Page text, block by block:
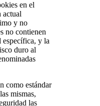
en el
actual
y no
no contienen
específica, y la
duro al
como estándar
mismas,
las